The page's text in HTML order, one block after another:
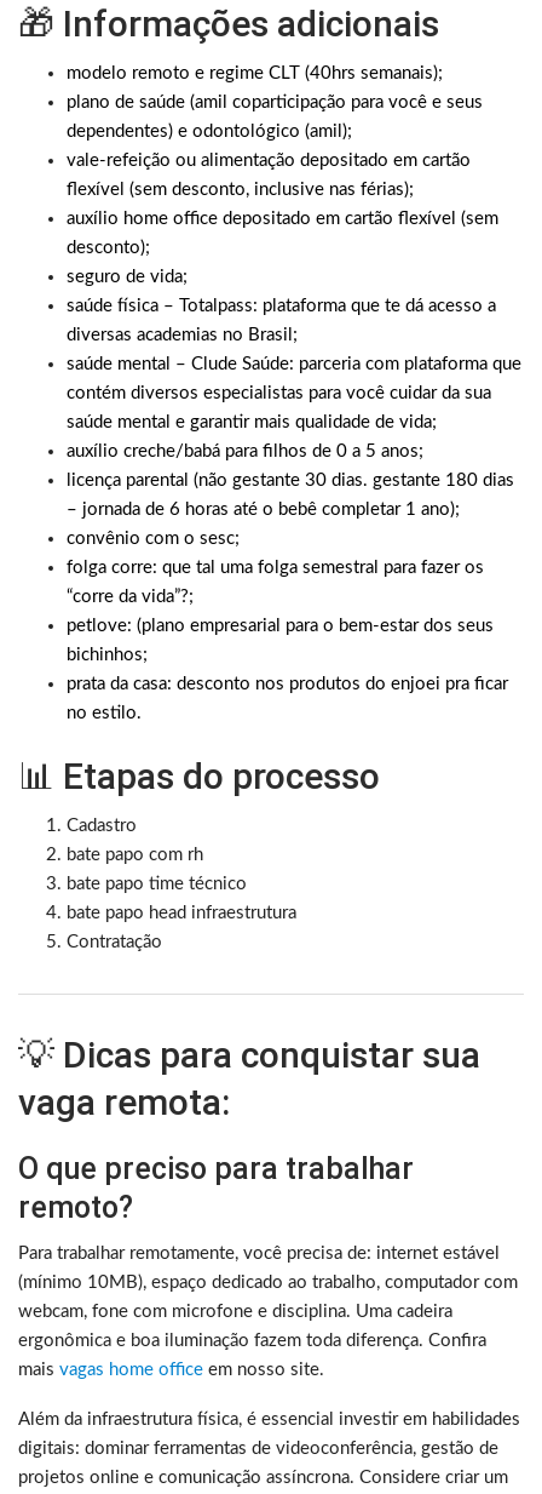
🎁 Informações adicionais
modelo remoto e regime CLT (40hrs semanais);
plano de saúde (amil coparticipação para você e seus
dependentes) e odontológico (amil);
vale-refeição ou alimentação depositado em cartão
flexível (sem desconto, inclusive nas férias);
auxílio home office depositado em cartão flexível (sem
desconto);
seguro de vida;
saúde física – Totalpass: plataforma que te dá acesso a
diversas academias no Brasil; ‍‍
saúde mental – Clude Saúde: parceria com plataforma que
contém diversos especialistas para você cuidar da sua
saúde mental e garantir mais qualidade de vida;
auxílio creche/babá para filhos de 0 a 5 anos;
licença parental (não gestante 30 dias. gestante 180 dias
– jornada de 6 horas até o bebê completar 1 ano);
convênio com o sesc;
folga corre: que tal uma folga semestral para fazer os
“corre da vida”?;
petlove: (plano empresarial para o bem-estar dos seus
bichinhos;
prata da casa: desconto nos produtos do enjoei pra ficar
no estilo.
📊 Etapas do processo
Cadastro
bate papo com rh
bate papo time técnico
bate papo head infraestrutura
Contratação
💡 Dicas para conquistar sua
vaga remota:
O que preciso para trabalhar
remoto?
Para trabalhar remotamente, você precisa de: internet estável
(mínimo 10MB), espaço dedicado ao trabalho, computador com
webcam, fone com microfone e disciplina. Uma cadeira
ergonômica e boa iluminação fazem toda diferença. Confira
mais vagas home office em nosso site.
Além da infraestrutura física, é essencial investir em habilidades
digitais: dominar ferramentas de videoconferência, gestão de
projetos online e comunicação assíncrona. Considere criar um